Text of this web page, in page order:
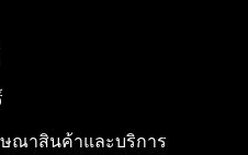
ณาสินค้าและบริการ